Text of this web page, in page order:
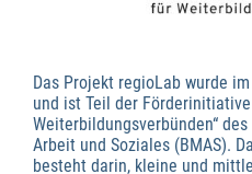
Das Projekt regioLab wurde
und ist Teil der Förderinitiative
Weiterbildungsverbünden“
Arbeit und Soziales (BMAS).
besteht darin, kleine und